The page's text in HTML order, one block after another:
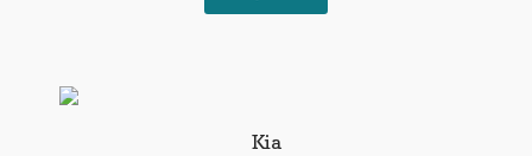
Kia